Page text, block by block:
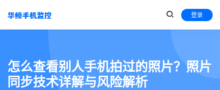
登录
怎么查看别人手机拍过的照片？照片
同步技术详解与风险解析